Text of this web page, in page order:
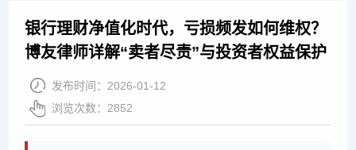
银行理财净值化时代，亏损频发如何维权？
博友律师详解“卖者尽责”与投资者权益保护
发布时间：2026-01-12
浏览次数：2852